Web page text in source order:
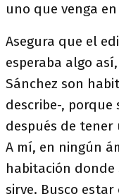
uno que venga
Asegura que el
esperaba algo
Sánchez son
describe-, porque
después de tener
A mí, en ningún
habitación donde
sirve. Busco